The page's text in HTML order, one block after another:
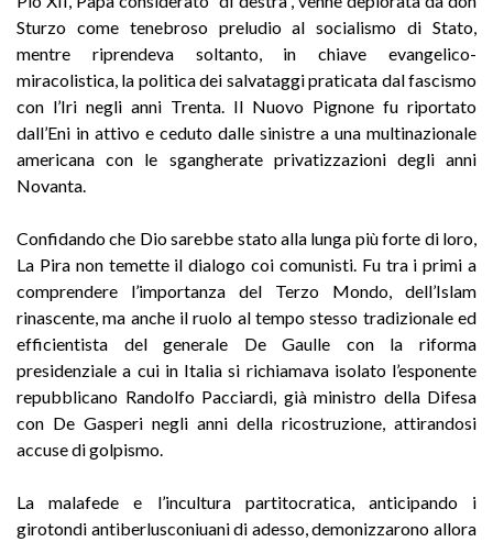
Sturzo come tenebroso preludio al socialismo di Stato,
mentre riprendeva soltanto, in chiave evangelico-
miracolistica, la politica dei salvataggi praticata dal fascismo
con l’Iri negli anni Trenta. Il Nuovo Pignone fu riportato
dall’Eni in attivo e ceduto dalle sinistre a una multinazionale
americana con le sgangherate privatizzazioni degli anni
Novanta.
Confidando che Dio sarebbe stato alla lunga più forte di loro,
La Pira non temette il dialogo coi comunisti. Fu tra i primi a
comprendere l’importanza del Terzo Mondo, dell’Islam
rinascente, ma anche il ruolo al tempo stesso tradizionale ed
efficientista del generale De Gaulle con la riforma
presidenziale a cui in Italia si richiamava isolato l’esponente
repubblicano Randolfo Pacciardi, già ministro della Difesa
con De Gasperi negli anni della ricostruzione, attirandosi
accuse di golpismo.
La malafede e l’incultura partitocratica, anticipando i
girotondi antiberlusconiuani di adesso, demonizzarono allora